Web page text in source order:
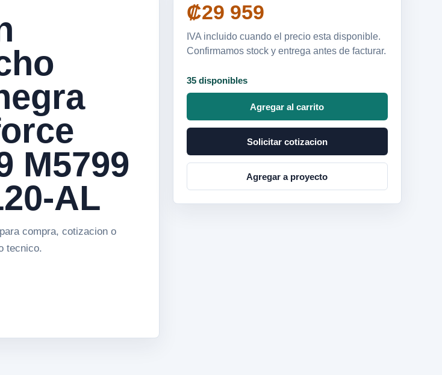
M5799
AL
compra, cotizacion o
tecnico.
₡29 959
IVA incluido cuando el precio esta disponible.
Confirmamos stock y entrega antes de facturar.
35 disponibles
Agregar al carrito
Solicitar cotizacion
Agregar a proyecto